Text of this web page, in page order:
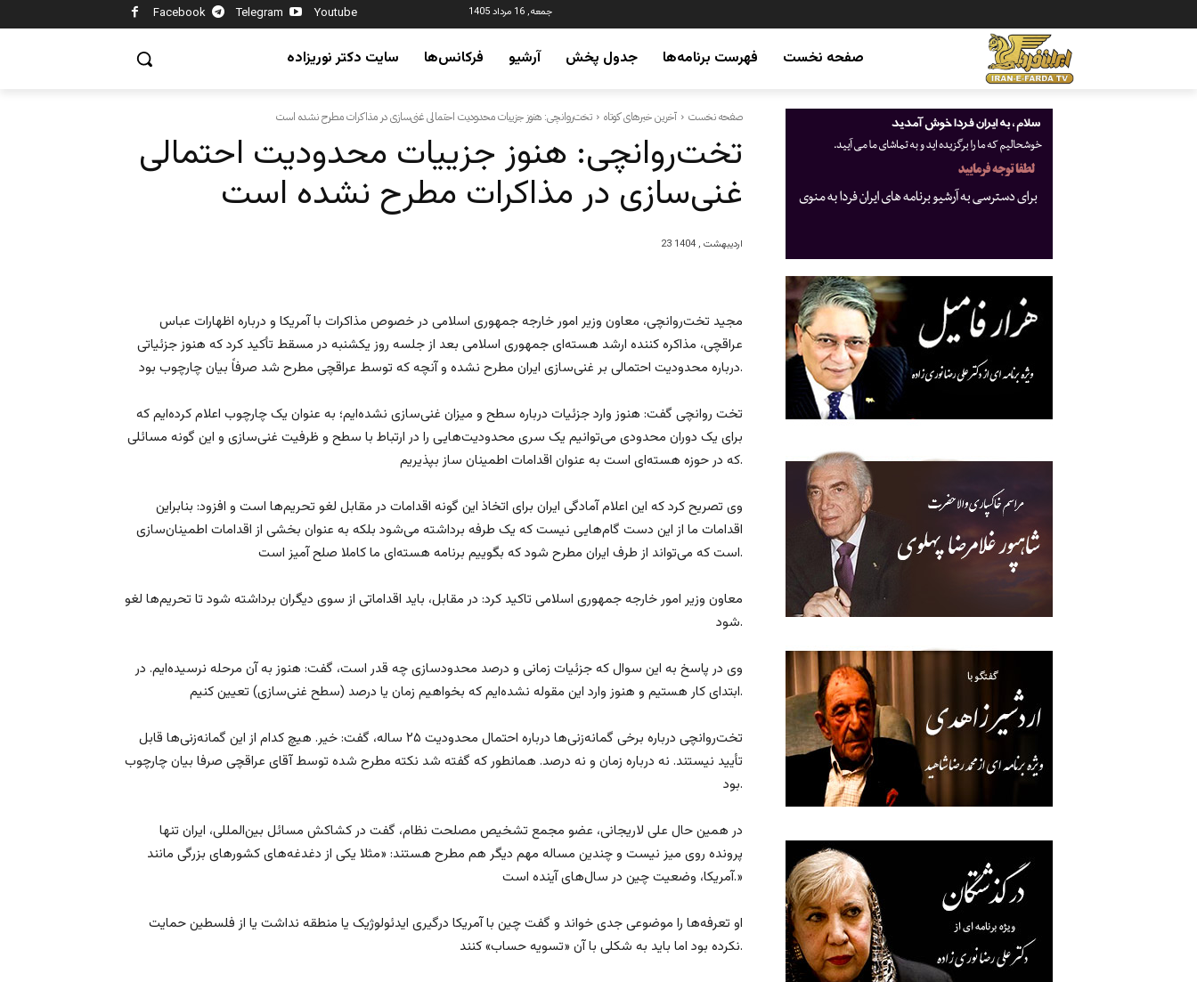
Facebook Telegram Youtube جمعه, 16 مرداد 1405
صفحه نخست فهرست برنامه‌ها جدول پخش آرشیو فرکانس‌ها سایت دکتر نوریزاده
صفحه نخست آخرین خبرهای کوتاه تخت‌روانچی: هنوز جزییات محدودیت احتمالی غنی‌سازی در مذاکرات مطرح نشده است
تخت‌روانچی: هنوز جزییات محدودیت احتمالی
غنی‌سازی در مذاکرات مطرح نشده است
23 اردیبهشت , 1404
مجید تخت‌روانچی، معاون وزیر امور خارجه جمهوری اسلامی در خصوص مذاکرات با آمریکا و درباره اظهارات عباس
عراقچی، مذاکره کننده ارشد هسته‌ای جمهوری اسلامی بعد از جلسه روز یکشنبه در مسقط تأکید کرد که هنوز جزئیاتی
درباره محدودیت احتمالی بر غنی‌سازی ایران مطرح نشده و آنچه که توسط عراقچی مطرح شد صرفاً بیان چارچوب بود.
تخت روانچی گفت: هنوز وارد جزئیات درباره سطح و میزان غنی‌سازی نشده‌ایم؛ به عنوان یک چارچوب اعلام کرده‌ایم که
برای یک دوران محدودی می‌توانیم یک سری محدودیت‌هایی را در ارتباط با سطح و ظرفیت غنی‌سازی و این گونه مسائلی
که در حوزه هسته‌ای است به عنوان اقدامات اطمینان ساز بپذیریم.
وی تصریح کرد که این اعلام آمادگی ایران برای اتخاذ این گونه اقدامات در مقابل لغو تحریم‌ها است و افزود: بنابراین
اقدامات ما از این دست گام‌هایی نیست که یک طرفه برداشته می‌شود بلکه به عنوان بخشی از اقدامات اطمینان‌سازی
است که می‌تواند از طرف ایران مطرح شود که بگوییم برنامه هسته‌ای ما کاملا صلح آمیز است.
معاون وزیر امور خارجه جمهوری اسلامی تاکید کرد: در مقابل، باید اقداماتی از سوی دیگران برداشته شود تا تحریم‌ها لغو
شود.
وی در پاسخ به این سوال که جزئیات زمانی و درصد محدودسازی چه قدر است، گفت: هنوز به آن مرحله نرسیده‌ایم. در
ابتدای کار هستیم و هنوز وارد این مقوله نشده‌ایم که بخواهیم زمان یا درصد (سطح غنی‌سازی) تعیین کنیم.
تخت‌روانچی درباره برخی گمانه‌زنی‌ها درباره احتمال محدودیت ۲۵ ساله، گفت: خیر. هیچ کدام از این گمانه‌زنی‌ها قابل
تأیید نیستند. نه درباره زمان و نه درصد. همانطور که گفته شد نکته مطرح شده توسط آقای عراقچی صرفا بیان چارچوب
بود.
در همین حال علی لاریجانی، عضو مجمع تشخیص مصلحت نظام، گفت در کشاکش مسائل بین‌المللی، ایران تنها
پرونده‌ روی میز نیست و چندین مساله مهم دیگر هم مطرح هستند: «مثلا یکی از دغدغه‌های کشورهای بزرگی مانند
آمریکا، وضعیت چین در سال‌های آینده است.»
او تعرفه‌ها را موضوعی جدی خواند و گفت چین با آمریکا درگیری ایدئولوژیک یا منطقه نداشت یا از فلسطین حمایت
نکرده بود اما باید به شکلی با آن «تسویه حساب» کنند.